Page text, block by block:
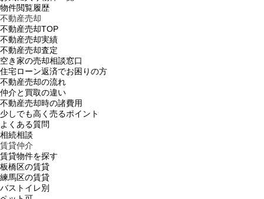
物件閲覧履歴
不動産売却
不動産売却TOP
不動産売却実績
不動産売却査定
空き家の売却相談窓口
住宅ローン返済でお困りの方
不動産売却の流れ
仲介と買取の違い
不動産売却時の諸費用
少しでも高く売るポイント
よくある質問
相続相談
賃貸仲介
賃貸物件を探す
板橋区の賃貸
練馬区の賃貸
バストイレ別